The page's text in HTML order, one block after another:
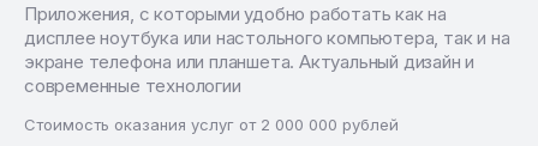
Приложения, с которыми удобно работать как на
дисплее ноутбука или настольного компьютера, так и на
экране телефона или планшета. Актуальный дизайн и
современные технологии
Стоимость оказания услуг от 2 000 000 рублей